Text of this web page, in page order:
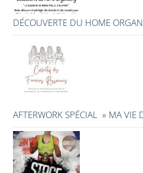
DÉCOUVERTE DU HOME
AFTERWORK SPÉCIAL » MA VIE